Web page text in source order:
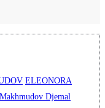
ELEONORA
Djemal